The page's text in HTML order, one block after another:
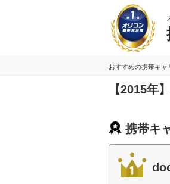
おすすめの携帯キャ
【2015年
携帯キ